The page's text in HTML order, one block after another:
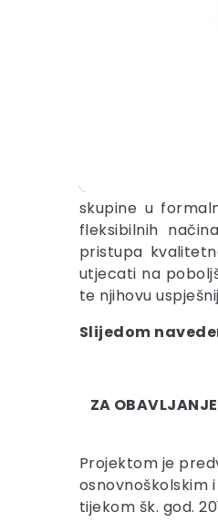
skupine u
fleksibilnih
pristupa
utjecati na
te njihovu
Slijedom
ZA
Projektom je
osnovnoškolskim
tijekom šk. god.